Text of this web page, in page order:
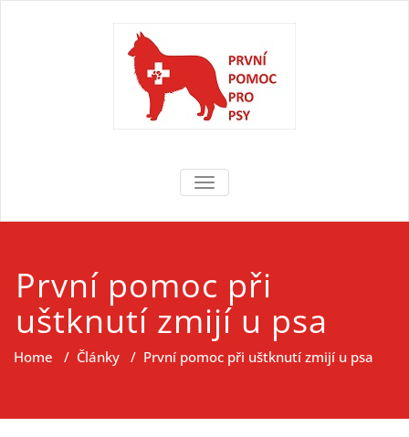
První pomoc
pro psy
První pomoc pro psy
TOGGLE NAVIGATION
První pomoc při
uštknutí zmijí u psa
Home / Články / První pomoc při uštknutí zmijí u psa